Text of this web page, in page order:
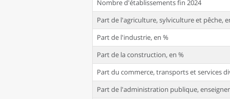
Nombre d'établissements fin 2024
Part de l'agriculture, sylviculture et pêche,
Part de l'industrie, en %
Part de la construction, en %
Part du commerce, transports et services
Part de l'administration publique,